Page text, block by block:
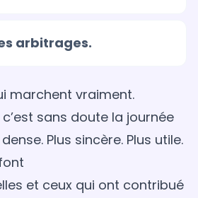
arbitrages.
marchent vraiment.
sans doute la journée
Plus sincère. Plus utile.
et ceux qui ont contribué